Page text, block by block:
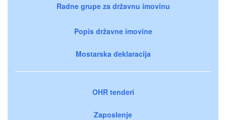
Radne grupe za državnu imovinu
Popis državne imovine
Mostarska deklaracija
OHR tenderi
Zaposlenje